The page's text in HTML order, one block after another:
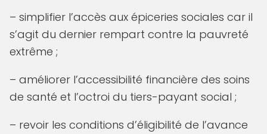
– simplifier l’accès aux épiceries sociales car il
s’agit du dernier rempart contre la pauvreté
extrême ;
– améliorer l’accessibilité financière des soins
de santé et l’octroi du tiers-payant social ;
– revoir les conditions d’éligibilité de l’avance